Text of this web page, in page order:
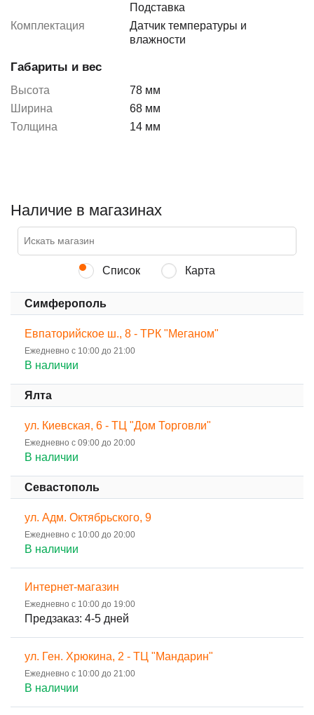
Подставка
Комплектация
Датчик температуры и
влажности
Габариты и вес
Высота
78 мм
Ширина
68 мм
Толщина
14 мм
Наличие в магазинах
Список Карта
Симферополь
Евпаторийское ш., 8 - ТРК "Меганом"
Ежедневно с 10:00 до 21:00
В наличии
Ялта
ул. Киевская, 6 - ТЦ "Дом Торговли"
Ежедневно с 09:00 до 20:00
В наличии
Севастополь
ул. Адм. Октябрьского, 9
Ежедневно с 10:00 до 20:00
В наличии
Интернет-магазин
Ежедневно с 10:00 до 19:00
Предзаказ: 4-5 дней
ул. Ген. Хрюкина, 2 - ТЦ "Мандарин"
Ежедневно с 10:00 до 21:00
В наличии